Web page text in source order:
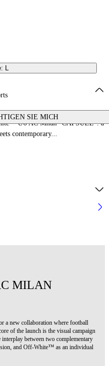
L
SIE MICH
c/o AC Milan "CAPSULE": a
contemporary...
MILAN
a new collaboration where football
of the launch is the visual campaign
between two complementary
and Off-White™ as an individual